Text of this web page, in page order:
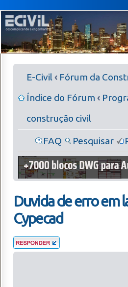
E-Civil‹ Fórum da
Índice do Fórum ‹
construção civil
FAQ Pesquisar
Duvida de erro em
Cypecad